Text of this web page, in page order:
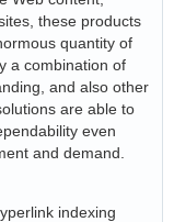
these products
quantity of
a combination of
and also other
are able to
even
and demand.
indexing